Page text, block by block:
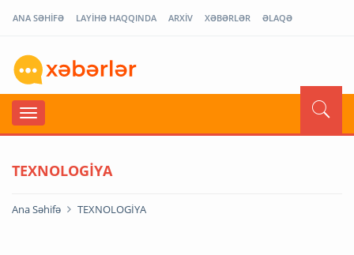
ANA SƏHİFƏ LAYİHƏ HAQQINDA ARXİV XƏBƏRLƏR ƏLAQƏ
TEXNOLOGİYA
Ana Səhifə TEXNOLOGİYA